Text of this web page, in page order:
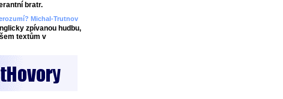
bratr.
Michal-Trutnov
zpívanou hudbu,
textům v